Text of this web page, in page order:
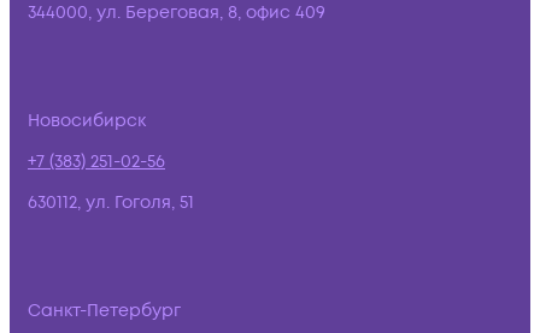
344000, ул. Береговая, 8, офис 409
Новосибирск
+7 (383) 251-02-56
630112, ул. Гоголя, 51
Санкт-Петербург